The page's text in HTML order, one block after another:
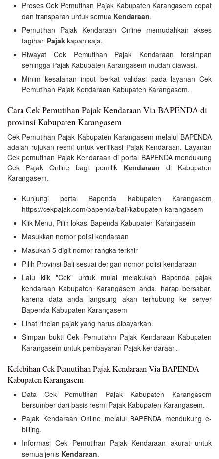
Proses Cek Pemutihan Pajak Kabupaten Karangasem cepat
dan transparan untuk semua Kendaraan.
Pemutihan Pajak Kendaraan Online memudahkan akses
tagihan Pajak kapan saja.
Riwayat Cek Pemutihan Pajak Kendaraan tersimpan
sehingga Pajak Kabupaten Karangasem mudah diawasi.
Minim kesalahan input berkat validasi pada layanan Cek
Pemutihan Pajak Kendaraan Kabupaten Karangasem.
Cara Cek Pemutihan Pajak Kendaraan Via BAPENDA di
provinsi Kabupaten Karangasem
Cek Pemutihan Pajak Kabupaten Karangasem melalui BAPENDA
adalah rujukan resmi untuk verifikasi Pajak Kendaraan. Layanan
Cek pemutihan Pajak Kendaraan di portal BAPENDA mendukung
Cek Pajak Online bagi pemilik Kendaraan di Kabupaten
Karangasem.
Kunjungi portal Bapenda Kabupaten Karangasem
https://cekpajak.com/bapenda/bali/kabupaten-karangasem
Klik Menu, Pilih lokasi Bapenda Kabupaten Karangasem
Masukkan nomor polisi kendaraan
Masukan 5 digit nomor rangka terkhir
Pilih Provinsi Bali sesuai dengan nomor polisi kendaraan
Lalu klik "Cek" untuk mulai melakukan Bapenda pajak
kendaraan Kabupaten Karangasem anda. harap bersabar,
karena data anda langsung akan terhubung ke server
Bapenda Kabupaten Karangasem
Lihat rincian pajak yang harus dibayarkan.
Simpan bukti Cek Pemutiahn Pajak Kendaraan Kabupaten
Karangasem untuk pembayaran Pajak kendaraan.
Kelebihan Cek Pemutihan Pajak Kendaraan Via BAPENDA
Kabupaten Karangasem
Data Cek Pemutihan Pajak Kabupaten Karangasem
bersumber dari basis resmi Pajak Kabupaten Karangasem.
Pajak Kendaraan Online melalui BAPENDA mendukung e-
billing.
Informasi Cek Pemutihan Pajak Kendaraan akurat untuk
semua jenis Kendaraan.